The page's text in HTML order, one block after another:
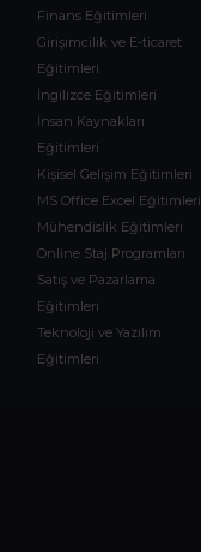
Finans Eğitimleri
Girişimcilik ve E-ticaret
Eğitimleri
İngilizce Eğitimleri
İnsan Kaynakları
Eğitimleri
Kişisel Gelişim Eğitimleri
MS Office Excel Eğitimleri
Mühendislik Eğitimleri
Online Staj Programları
Satış ve Pazarlama
Eğitimleri
Teknoloji ve Yazılım
Eğitimleri